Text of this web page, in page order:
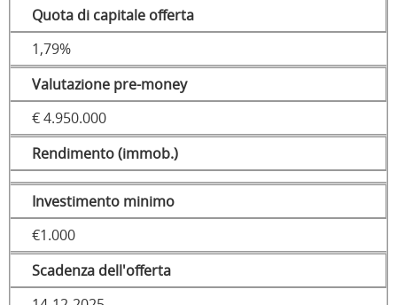
Quota di capitale offerta
1,79%
Valutazione pre-money
€ 4.950.000
Rendimento (immob.)
Investimento minimo
€1.000
Scadenza dell'offerta